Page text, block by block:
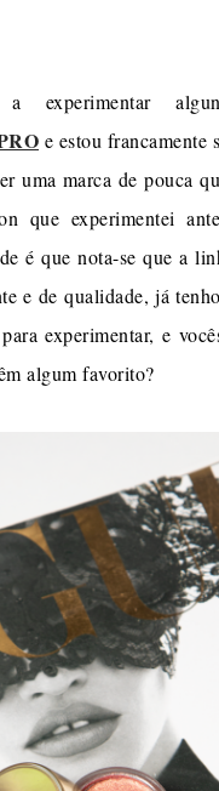
a experimentar
e estou francamente
uma marca de pouca
que experimentei
é que nota-se que a
e de qualidade, já
experimentar, e
algum favorito?